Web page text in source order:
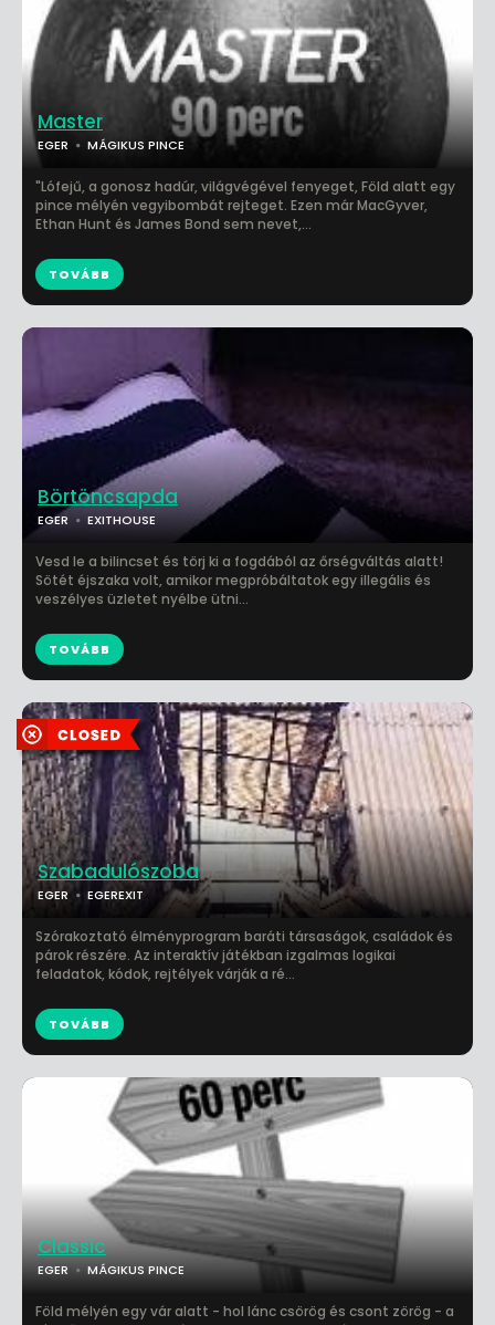
Master
EGER MÁGIKUS PINCE
"Lófejű, a gonosz hadúr, világvégével fenyeget, Föld alatt egy
pince mélyén vegyibombát rejteget. Ezen már MacGyver,
Ethan Hunt és James Bond sem nevet,...
TOVÁBB
Szabadulószoba
EGER EGEREXIT
Szórakoztató élményprogram baráti társaságok, családok és
párok részére. Az interaktív játékban izgalmas logikai
feladatok, kódok, rejtélyek várják a ré...
TOVÁBB
Börtöncsapda
EGER EXITHOUSE
Vesd le a bilincset és törj ki a fogdából az őrségváltás alatt!
Sötét éjszaka volt, amikor megpróbáltatok egy illegális és
veszélyes üzletet nyélbe ütni...
TOVÁBB
Classic
EGER MÁGIKUS PINCE
Föld mélyén egy vár alatt - hol lánc csörög és csont zörög - a